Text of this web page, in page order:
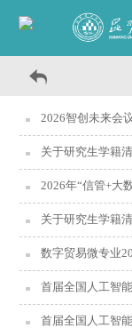
2026智创未来会
关于研究生学籍
2026年“信管+大
关于研究生学籍
数字贸易微专业
首届全国人工智
首届全国人工智